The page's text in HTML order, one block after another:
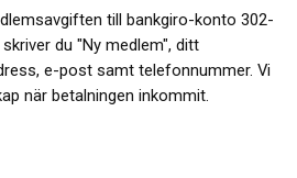
till bankgiro-konto 302-
du "Ny medlem", ditt
e-post samt telefonnummer. Vi
när betalningen inkommit.